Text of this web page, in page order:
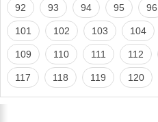
92 93 94 95 96
101 102 103 104
109 110 111 112
117 118 119 120